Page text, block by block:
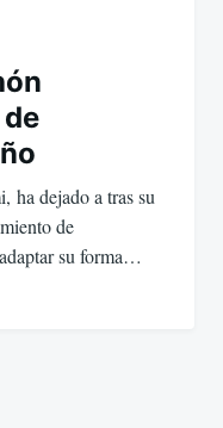
ha dejado a tras su
de
su forma…